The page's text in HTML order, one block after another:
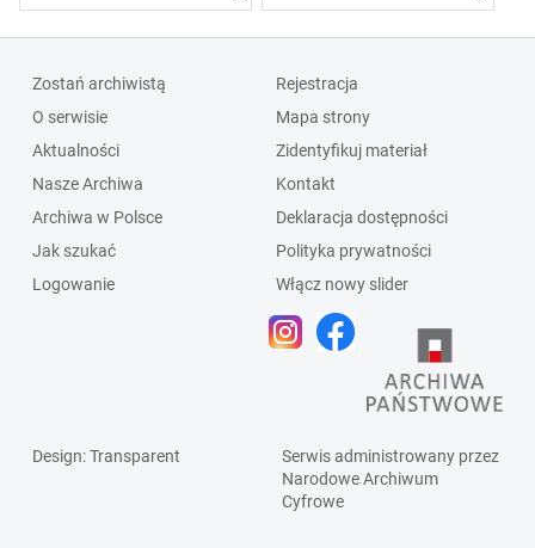
Zostań archiwistą
O serwisie
Aktualności
Nasze Archiwa
Archiwa w Polsce
Jak szukać
Logowanie
Rejestracja
Mapa strony
Zidentyfikuj materiał
Kontakt
Deklaracja dostępności
Polityka prywatności
Włącz nowy slider
Design: Transparent
Serwis administrowany przez
Narodowe Archiwum
Cyfrowe